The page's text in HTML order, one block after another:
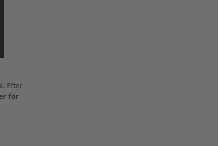
Efter
för